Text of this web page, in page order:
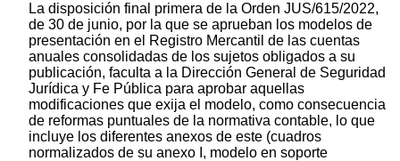
La disposición final primera de la Orden JUS/615/2022,
de 30 de junio, por la que se aprueban los modelos de
presentación en el Registro Mercantil de las cuentas
anuales consolidadas de los sujetos obligados a su
publicación, faculta a la Dirección General de Seguridad
Jurídica y Fe Pública para aprobar aquellas
modificaciones que exija el modelo, como consecuencia
de reformas puntuales de la normativa contable, lo que
incluye los diferentes anexos de este (cuadros
normalizados de su anexo I, modelo en soporte